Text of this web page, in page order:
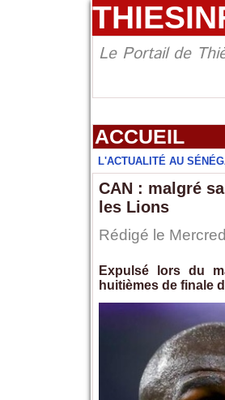
Le Portail de
ACCUEIL
L'ACTUALITÉ AU
CAN : malgré
les Lions
Rédigé le
Expulsé lors du
huitièmes de finale